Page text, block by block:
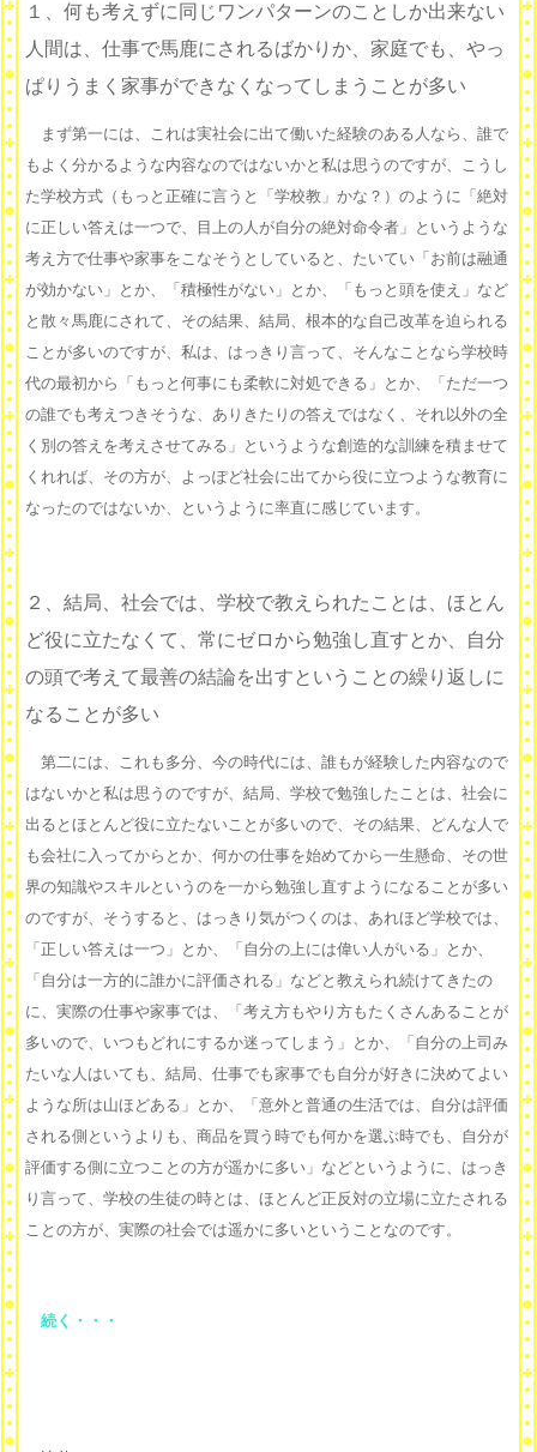
１、何も考えずに同じワンパターンのことしか出来ない
人間は、仕事で馬鹿にされるばかりか、家庭でも、やっ
ぱりうまく家事ができなくなってしまうことが多い
まず第一には、これは実社会に出て働いた経験のある人なら、誰で
もよく分かるような内容なのではないかと私は思うのですが、こうし
た学校方式（もっと正確に言うと「学校教」かな？）のように「絶対
に正しい答えは一つで、目上の人が自分の絶対命令者」というような
考え方で仕事や家事をこなそうとしていると、たいてい「お前は融通
が効かない」とか、「積極性がない」とか、「もっと頭を使え」など
と散々馬鹿にされて、その結果、結局、根本的な自己改革を迫られる
ことが多いのですが、私は、はっきり言って、そんなことなら学校時
代の最初から「もっと何事にも柔軟に対処できる」とか、「ただ一つ
の誰でも考えつきそうな、ありきたりの答えではなく、それ以外の全
く別の答えを考えさせてみる」というような創造的な訓練を積ませて
くれれば、その方が、よっぽど社会に出てから役に立つような教育に
なったのではないか、というように率直に感じています。
２、結局、社会では、学校で教えられたことは、ほとん
ど役に立たなくて、常にゼロから勉強し直すとか、自分
の頭で考えて最善の結論を出すということの繰り返しに
なることが多い
第二には、これも多分、今の時代には、誰もが経験した内容なので
はないかと私は思うのですが、結局、学校で勉強したことは、社会に
出るとほとんど役に立たないことが多いので、その結果、どんな人で
も会社に入ってからとか、何かの仕事を始めてから一生懸命、その世
界の知識やスキルというのを一から勉強し直すようになることが多い
のですが、そうすると、はっきり気がつくのは、あれほど学校では、
「正しい答えは一つ」とか、「自分の上には偉い人がいる」とか、
「自分は一方的に誰かに評価される」などと教えられ続けてきたの
に、実際の仕事や家事では、「考え方もやり方もたくさんあることが
多いので、いつもどれにするか迷ってしまう」とか、「自分の上司み
たいな人はいても、結局、仕事でも家事でも自分が好きに決めてよい
ような所は山ほどある」とか、「意外と普通の生活では、自分は評価
される側というよりも、商品を買う時でも何かを選ぶ時でも、自分が
評価する側に立つことの方が遥かに多い」などというように、はっき
り言って、学校の生徒の時とは、ほとんど正反対の立場に立たされる
ことの方が、実際の社会では遥かに多いということなのです。
続く・・・